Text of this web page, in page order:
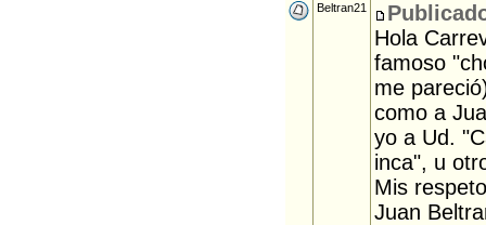
Beltran21
Hola
famoso
me
como a
yo a Ud.
inca", u
Mis
Juan